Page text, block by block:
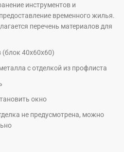
инструментов и
временного жилья.
перечень материалов для
40х60х60)
с отделкой из профлиста
окно
не предусмотрена, можно